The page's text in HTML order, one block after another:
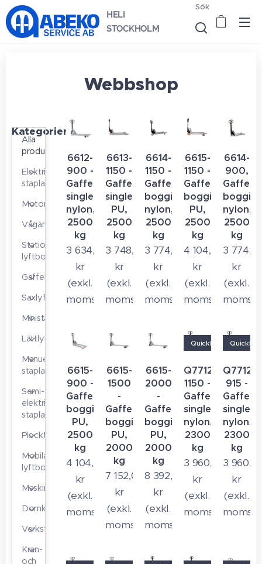
HELI
STOCKHOLM
Sök
Webbshop
Kategorier
Alla
produkter
Elektriska
staplare
Motorlyftvagnar
Vågar
Stationära
lyftbord
Gaffellyftvagnar
Saxlyftare
Ministaplare
Lättlyftare
Manuella
staplare
Semi-
elektriska
staplare
Plocktruckar
Mobila
lyftbord
Maskinskridskor
Domkrafter
Verkstadskranar
Kran-
och
6612-
900 -
Gaffelvagn
single
nylon,
2500
kg
3 634,40
kr
(exkl.
moms)
6613-
1150 -
Gaffelvagn
single
PU,
2500
kg
3 748,00
kr
(exkl.
moms)
6614-
1150 -
Gaffelvagn
boggie
nylon,
2500
kg
3 774,40
kr
(exkl.
moms)
6615-
1150 -
Gaffelvagn
boggie
PU,
2500
kg
4 104,00
kr
(exkl.
moms)
6614-
900,
boggie
nylon,
2500
kg
3
kr
(exkl.
moms)
6615-
900 -
Gaffelvagn
boggie
PU,
2500
kg
4 104,00
kr
(exkl.
moms)
6615-
1500
-
Gaffelvagn
boggie
PU,
2000
kg
7 152,00
kr
(exkl.
moms)
6615-
2000
-
Gaffelvagn
boggie
PU,
2000
kg
8 392,80
kr
(exkl.
moms)
Q7712-
1150 -
Gaffelvagn
single
nylon,
2300
kg
Quicklift
3 960,00
kr
(exkl.
moms)
Q7712-
915 -
single
nylon,
2300
kg
Quicklift
3
kr
(exkl.
moms)